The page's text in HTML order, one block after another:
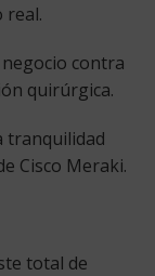
real.
contra
quirúrgica.
tranquilidad
Cisco Meraki.
total de